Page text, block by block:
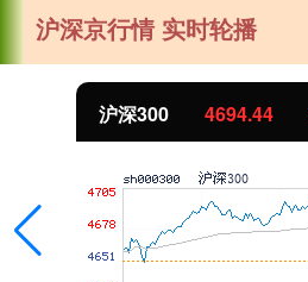
沪深京行情 实时轮播
沪深300 4694.44